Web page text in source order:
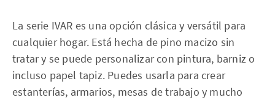
La serie IVAR es una opción clásica y versátil para
cualquier hogar. Está hecha de pino macizo sin
tratar y se puede personalizar con pintura, barniz o
incluso papel tapiz. Puedes usarla para crear
estanterías, armarios, mesas de trabajo y mucho